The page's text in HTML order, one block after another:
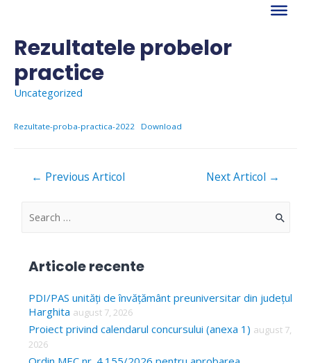
contentRezultatele probelor
practice
Uncategorized
Rezultate-proba-practica-2022 Download
Navigare
← Previous Articol Next Articol →
S
c
h
f
o
Articole recente
PDI/PAS unități de învățământ preuniversitar din județul
Harghita august 7, 2026
Proiect privind calendarul concursului (anexa 1) august 7,
2026